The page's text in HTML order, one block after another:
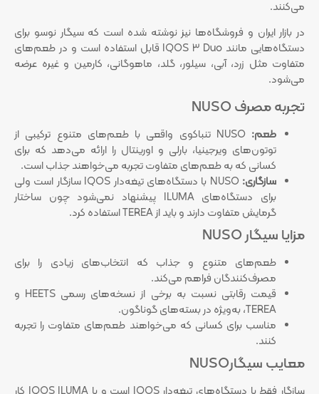
می‌کنند.
در بازار ایران و فروشگاه‌ها نیز نوشته شده است که سیگار نوسو برای
دستگاه‌هایی مانند IQOS 3 Duo قابل استفاده است و در طعم‌های
متفاوت مثل زرد، آبی، سیلور، گلد، ماهوگانی، کارمین و غیره عرضه
می‌شود.
تجربه مصرف NUSO
طعم:
NUSO تنباکوی واقعی با طعم‌های متنوع ترکیبی از
توتون‌های ویرجینیا، بارلی و اورینتال را ارائه می‌دهد که برای
کسانی که به طعم‌های متفاوت تجربه می‌خواهند جذاب است.
سازگاری:
NUSO با دستگاه‌های تیغه‌دار IQOS سازگار است ولی
برای دستگاه‌های ILUMA پیشنهاد نمی‌شود چون ساختار
گرمایش متفاوت دارند و باید از TEREA استفاده کرد.
مزایا سیگار NUSO
طعم‌های متنوع و جذاب که انتخاب‌های زیادی را برای
مصرف‌کنندگان فراهم می‌کند.
قیمت رقابتی نسبت به برخی از نسخه‌های رسمی HEETS و
TEREA، به‌ویژه در بسته‌های گوناگون.
مناسب برای کسانی که می‌خواهند طعم‌های متفاوت را تجربه
کنند.
معایب سیگارNUSO